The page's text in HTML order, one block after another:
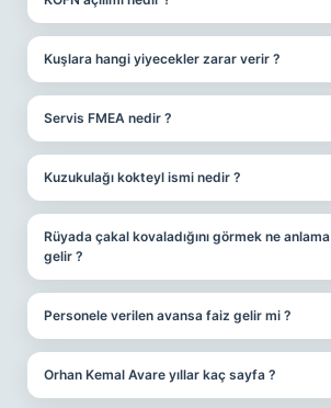
Kuşlara hangi yiyecekler zarar verir ?
Servis FMEA nedir ?
Kuzukulağı kokteyl ismi nedir ?
Rüyada çakal kovaladığını görmek ne anlama
gelir ?
Personele verilen avansa faiz gelir mi ?
Orhan Kemal Avare yıllar kaç sayfa ?